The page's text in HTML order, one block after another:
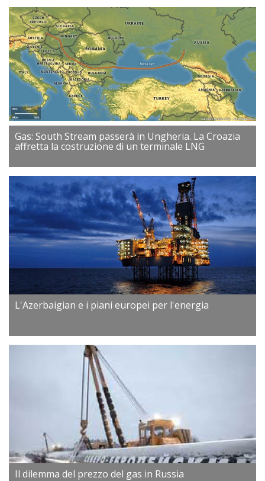
Gas: South Stream passerà in Ungheria. La Croazia
affretta la costruzione di un terminale LNG
L'Azerbaigian e i piani europei per l'energia
Il dilemma del prezzo del gas in Russia